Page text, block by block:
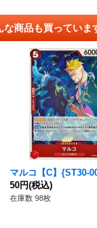
な商品も買っていま
マルコ【C】{ST30-
50円(税込)
在庫数 98枚